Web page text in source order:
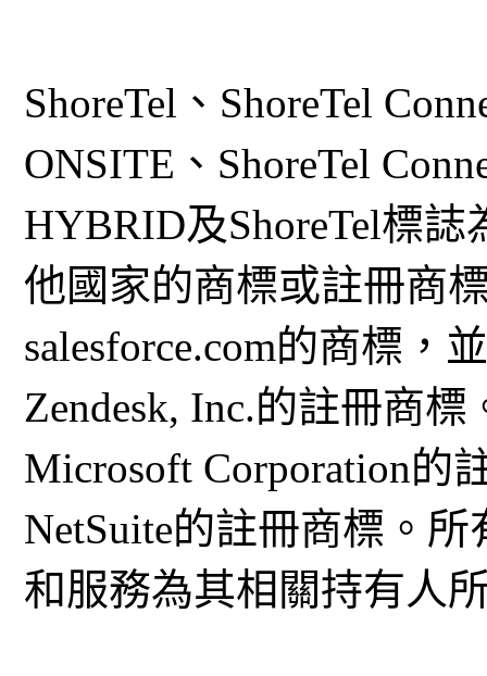
ShoreTel、ShoreTel
ONSITE、ShoreTel
HYBRID及ShoreTel標誌
他國家的商標或註冊商
salesforce.com的商標，
Zendesk, Inc.的註冊商
Microsoft Corporation的
NetSuite的註冊商標。
和服務為其相關持有人